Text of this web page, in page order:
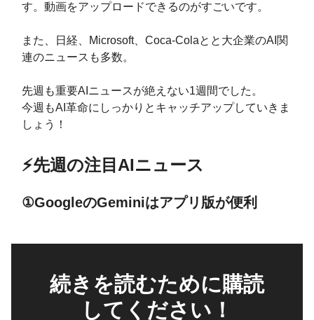
す。動画をアップロードできるのがすごいです。
また、日経、Microsoft、Coca-Colaとと大企業のAI関
連のニュースも多数。
先週も重要AIニュースが絶えない1週間でした。
今週もAI革命にしっかりとキャッチアップしていきま
しょう！
⚡️先週の注目AIニュース
①GoogleのGeminiはアプリ版が便利
続きを読むために購読
してください！